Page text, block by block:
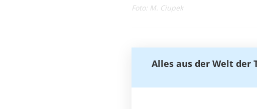
Foto: M. Ciupek
Alles aus der Welt der